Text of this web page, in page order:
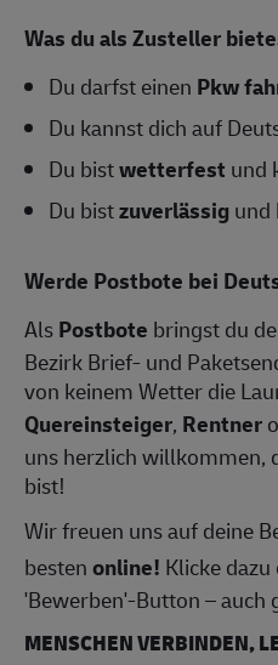
Was du als Zusteller
Du darfst einen Pkw
Du kannst dich auf
Du bistwetterfest und
Du bistzuverlässigund
Werde Postbote bei
AlsPostbote bringst du
Bezirk Brief- und
von keinem Wetter die
Quereinsteiger, Rentner
uns herzlich willkommen,
bist!
Wir freuen uns auf deine
bestenonline! Klicke
'Bewerben'-Button – auch
MENSCHEN VERBINDEN,